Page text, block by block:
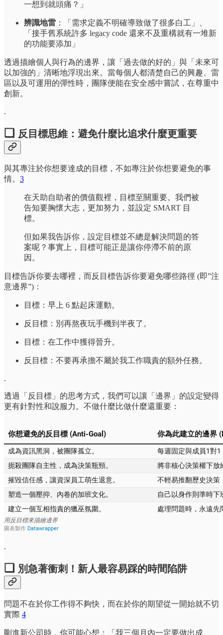
一想到就頭痛？」
辨識地雷 ：「需求定義不明確導致做了很多白工」、
「接手舊系統許多 legacy code 還來不及重構就有一堆新
的功能要添加」
透過描繪個人與行為的邊界，讓「過去做的好的」與「未來可
以加強的」清晰地浮現出來。當每個人都清楚自己的興趣、雷
區以及可運用的彈性時，團隊便能在安全感中嘗試，在尊重中
創新。
.
❏ 反目標思維：避免什麼比追求什麼更重要
與其專注於你想要達成的目標，不如專注於你想要避免的事
情。 3
在天助自助者的價值觀裡，目標至關重要。我們被
告知要胸懷大志，更加努力，並設定 SMART 目
標。
但如果我告訴你，設定目標並不總是解決問題的答
案呢？事實上，目標可能正是讓你停滯不前的原
因。
目標告訴你要去哪裡，而反目標告訴你要避免哪些路徑 (即”注
意邊界”)：
目標：早上 6 點起床運動。
反目標：別再熬夜玩手機到半夜了。
目標：在工作中獲得晉升。
反目標：不要再承擔不屬於我工作職責的額外任務。
.
透過「反目標」的思考方式，我們可以讓「邊界」的設定變得
更有針對性和說服力。不做什麼比做什麼還重要：
.
❏ 別急著衝刺！新人最容易踩的時間陷阱
問題不在於你工作得不夠快，而在於你的期望從一開始就不切
實際 4
剛進新公司時，你可能心想：「我三個月內一定要做出成